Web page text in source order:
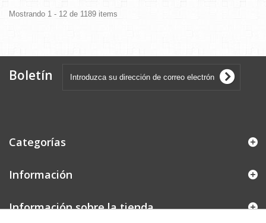
Mostrando 1 - 12 de 1189 items
Boletín
Categorías
Información
Información sobre la tienda